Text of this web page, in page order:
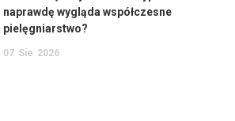
naprawdę wygląda współczesne
pielęgniarstwo?
07 Sie 2026